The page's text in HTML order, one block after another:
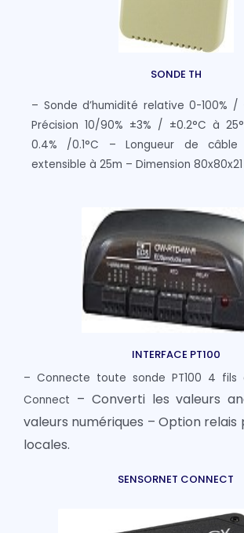
SONDE TH
– Sonde d’humidité relative 0-100%
Précision 10/90% ±3% / ±0.2°C à
0.4% /0.1°C – Longueur de
extensible à 25m – Dimension
INTERFACE PT100
– Connecte toute sonde PT100 4 fils
Connect – Converti les valeurs
valeurs numériques – Option relais
locales.
SENSORNET CONNECT